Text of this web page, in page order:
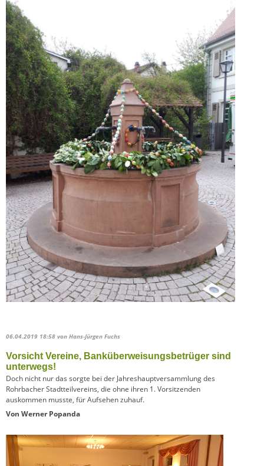
06.04.2019 18:58 von Hans-Jürgen Fuchs
Vorsicht Vereine, Banküberweisungsbetrüger sind
unterwegs!
Doch nicht nur das sorgte bei der Jahreshauptversammlung des
Rohrbacher Stadtteilvereins, die ohne ihren 1. Vorsitzenden
auskommen musste, für Aufsehen zuhauf.
Von Werner Popanda